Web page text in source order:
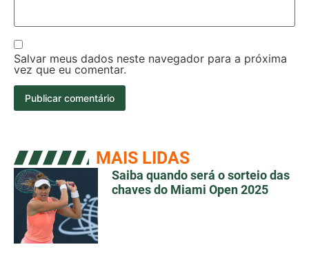
Salvar meus dados neste navegador para a próxima
vez que eu comentar.
MAIS LIDAS
Saiba quando será o sorteio das
chaves do Miami Open 2025